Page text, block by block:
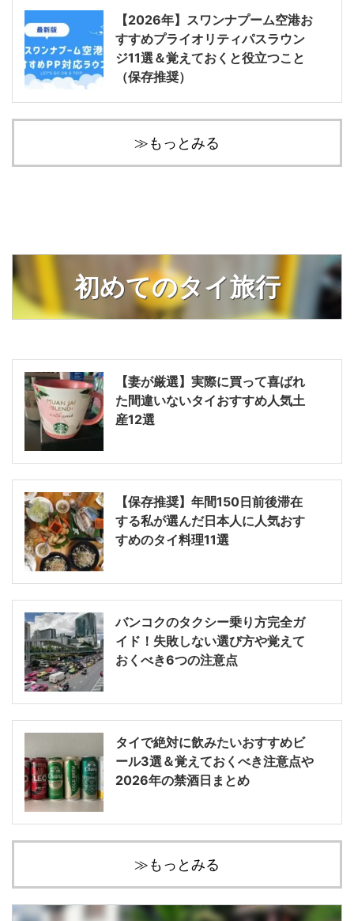
【2026年】スワンナプーム空港お
すすめプライオリティパスラウン
ジ11選＆覚えておくと役立つこと
（保存推奨）
≫もっとみる
初めてのタイ旅行
【妻が厳選】実際に買って喜ばれ
た間違いないタイおすすめ人気土
産12選
【保存推奨】年間150日前後滞在
する私が選んだ日本人に人気おす
すめのタイ料理11選
バンコクのタクシー乗り方完全ガ
イド！失敗しない選び方や覚えて
おくべき6つの注意点
タイで絶対に飲みたいおすすめビ
ール3選＆覚えておくべき注意点や
2026年の禁酒日まとめ
≫もっとみる